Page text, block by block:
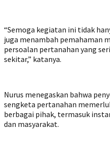
“Semoga kegiatan ini tidak
juga menambah pemahaman
persoalan pertanahan yang
sekitar,” katanya.
Nurus menegaskan bahwa
sengketa pertanahan
berbagai pihak, termasuk
dan masyarakat.